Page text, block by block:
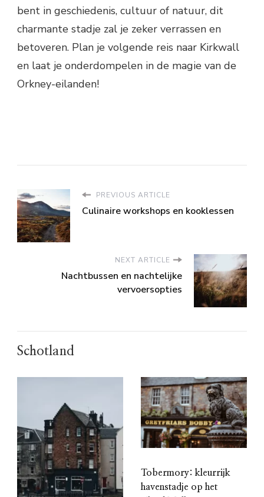
bent in geschiedenis, cultuur of natuur, dit
charmante stadje zal je zeker verrassen en
betoveren. Plan je volgende reis naar Kirkwall
en laat je onderdompelen in de magie van de
Orkney-eilanden!
PREVIOUS ARTICLE
Culinaire workshops en kooklessen
NEXT ARTICLE
Nachtbussen en nachtelijke
vervoersopties
Schotland
Tobermory: kleurrijk
havenstadje op het